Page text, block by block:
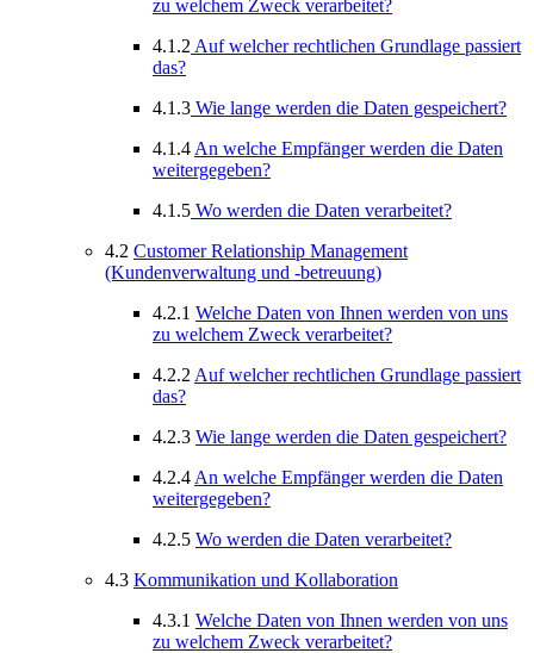
zu welchem Zweck verarbeitet?
4.1.2 Auf welcher rechtlichen Grundlage passiert
das?
4.1.3 Wie lange werden die Daten gespeichert?
4.1.4 An welche Empfänger werden die Daten
weitergegeben?
4.1.5 Wo werden die Daten verarbeitet?
4.2 Customer Relationship Management
(Kundenverwaltung und -betreuung)
4.2.1 Welche Daten von Ihnen werden von uns
zu welchem Zweck verarbeitet?
4.2.2 Auf welcher rechtlichen Grundlage passiert
das?
4.2.3 Wie lange werden die Daten gespeichert?
4.2.4 An welche Empfänger werden die Daten
weitergegeben?
4.2.5 Wo werden die Daten verarbeitet?
4.3 Kommunikation und Kollaboration
4.3.1 Welche Daten von Ihnen werden von uns
zu welchem Zweck verarbeitet?